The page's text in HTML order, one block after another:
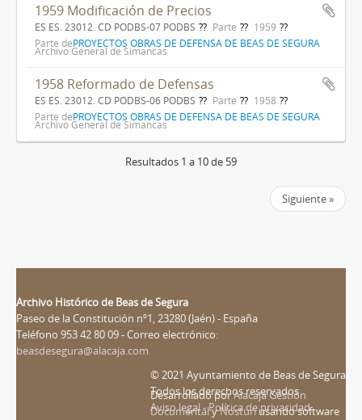
1959 Modificación de Precios
ES ES. 23012. CD PODBS-07 PODBS Parte
1959
Parte dePROYECTOS OBRAS DE DEFENSA DE BEAS DE SEGURA
Archivo General de Simancas
1958 Reformado de Defensas
ES ES. 23012. CD PODBS-06 PODBS Parte
1958
Parte dePROYECTOS OBRAS DE DEFENSA DE BEAS DE SEGURA
Archivo General de Simancas
Resultados 1 a 10 de 59
Siguiente »
Archivo Histórico de Beas de Segura
Paseo de la Constitución nº1, 23280 (Jaén) - España
Teléfono 953 42 80 09 - Correo electrónico:
beasdesegura@alacaja.com
© 2021 Ayuntamiento de Beas de Segura
Todos los derechos reservados
Aviso legal - Política de privacidad
Desarrollado porAlacaja Gestión
DocumentalyNosturiusando software